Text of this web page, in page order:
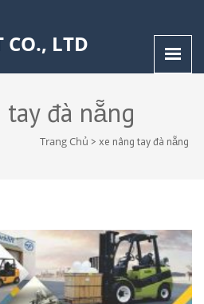
CO., LTD
đà nẵng
Trang Chủ > xe nâng tay đà nẵng